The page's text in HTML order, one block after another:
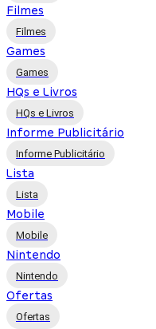
Filmes
Filmes
Games
Games
HQs e Livros
HQs e Livros
Informe Publicitário
Informe Publicitário
Lista
Lista
Mobile
Mobile
Nintendo
Nintendo
Ofertas
Ofertas